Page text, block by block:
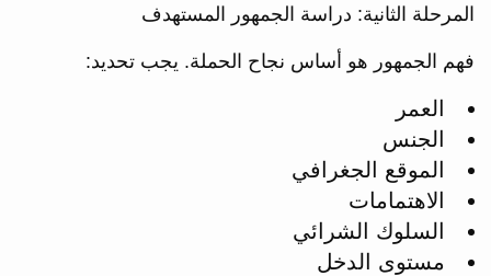
المرحلة الثانية: دراسة الجمهور المستهدف
فهم الجمهور هو أساس نجاح الحملة. يجب تحديد:
العمر
الجنس
الموقع الجغرافي
الاهتمامات
السلوك الشرائي
مستوى الدخل